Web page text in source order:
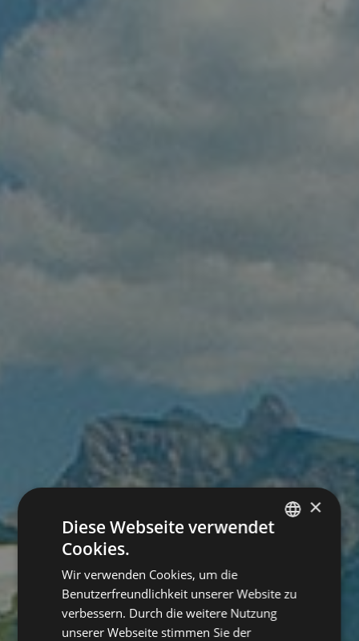
×
Diese Webseite verwendet
Cookies.
Wir verwenden Cookies, um die
Benutzerfreundlichkeit unserer Website zu
verbessern. Durch die weitere Nutzung
unserer Webseite stimmen Sie der